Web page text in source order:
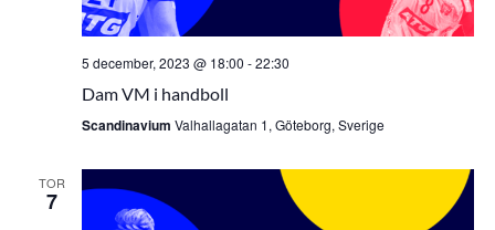
5 december, 2023 @ 18:00 -22:30
Dam VM i handboll
Scandinavium Valhallagatan 1, Göteborg, Sverige
TOR
7